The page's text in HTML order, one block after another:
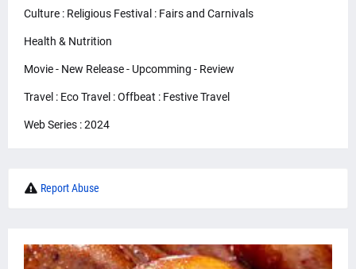
Culture : Religious Festival : Fairs and Carnivals
Health & Nutrition
Movie - New Release - Upcomming - Review
Travel : Eco Travel : Offbeat : Festive Travel
Web Series : 2024
Report Abuse